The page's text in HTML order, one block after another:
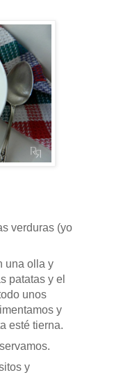
verduras (yo
una olla y
patatas y el
unos
y
esté tierna.
y